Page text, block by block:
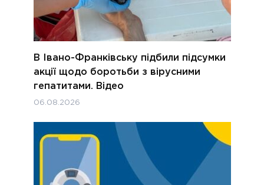
В Івано-Франківську підбили підсумки
акції щодо боротьби з вірусними
гепатитами. Відео
06.08.2026